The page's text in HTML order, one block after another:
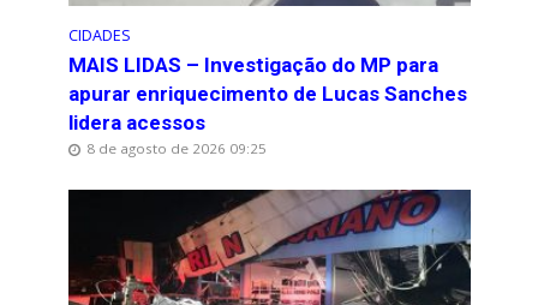
CIDADES
MAIS LIDAS – Investigação do MP para
apurar enriquecimento de Lucas Sanches
lidera acessos
8 de agosto de 2026 09:25